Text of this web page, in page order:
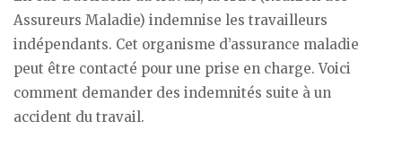
Assureurs Maladie) indemnise les travailleurs
indépendants. Cet organisme d’assurance maladie
peut être contacté pour une prise en charge. Voici
comment demander des indemnités suite à un
accident du travail.